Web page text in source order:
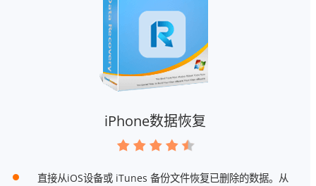
iPhone数据恢复
直接从iOS设备或 iTunes 备份文件恢复已删除的数据。从